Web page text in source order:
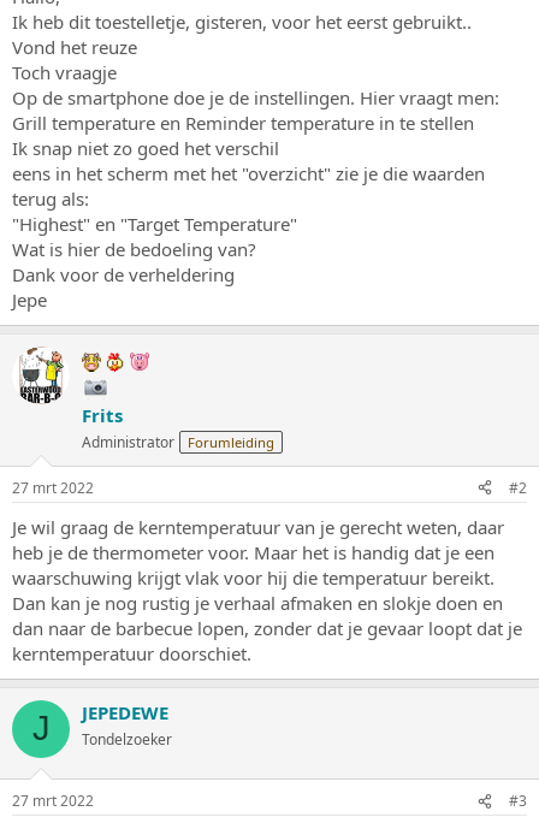
s
t
a
r
t
e
r
m
Ik heb dit toestelletje, gisteren, voor het eerst gebruikt..
Vond het reuze
Toch vraagje
Op de smartphone doe je de instellingen. Hier vraagt men:
Grill temperature en Reminder temperature in te stellen
Ik snap niet zo goed het verschil
eens in het scherm met het "overzicht" zie je die waarden
terug als:
"Highest" en "Target Temperature"
Wat is hier de bedoeling van?
Dank voor de verheldering
Jepe
Frits
Administrator Forumleiding
27 mrt 2022 #2
Je wil graag de kerntemperatuur van je gerecht weten, daar
heb je de thermometer voor. Maar het is handig dat je een
waarschuwing krijgt vlak voor hij die temperatuur bereikt.
Dan kan je nog rustig je verhaal afmaken en slokje doen en
dan naar de barbecue lopen, zonder dat je gevaar loopt dat je
kerntemperatuur doorschiet.
J JEPEDEWE
Tondelzoeker
27 mrt 2022 #3